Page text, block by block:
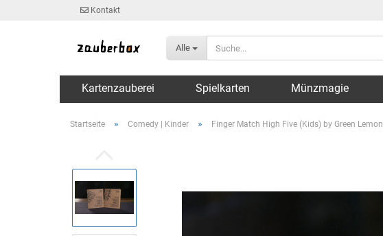
Kontakt
Alle
Kartenzauberei Spielkarten Münzmagie
Startseite » Comedy | Kinder » Finger Match High Five (Kids) by Green Lemon